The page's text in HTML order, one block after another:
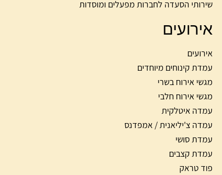
שירותי הסעדה לחברות מפעלים ומוסדות
אירועים
אירועים
עמדת קינוחים מיוחדים
מגשי אירוח בשרי
מגשי אירוח חלבי
עמדה איטלקית
עמדה צ'יליאנית / אמפדנס
עמדת סושי
עמדת קצבים
פוד טראק